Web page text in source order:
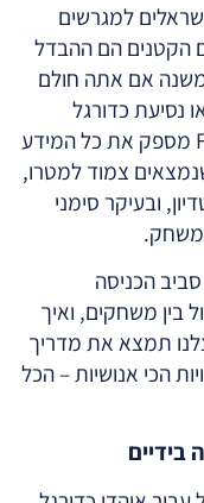
למגרשים
הקטנים הם ההבדל
משנה אם אתה חולם
נסיעת כדורגל
קבוצתית עם חברים – Football Tours מספק את כל המידע
צמוד למטרו,
ובעיקר סימני
הכניסה
בין משחקים, ואיך
תמצא את מדריך
הכי אנושיות – הכל
בידיים